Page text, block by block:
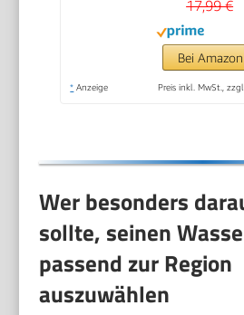
Geschmack,
verlängert die
reduziert
17,99 €
Bei
* Anzeige Preis inkl. MwSt.,
Wer besonders
sollte, seinen
passend zur Region
auszuwählen